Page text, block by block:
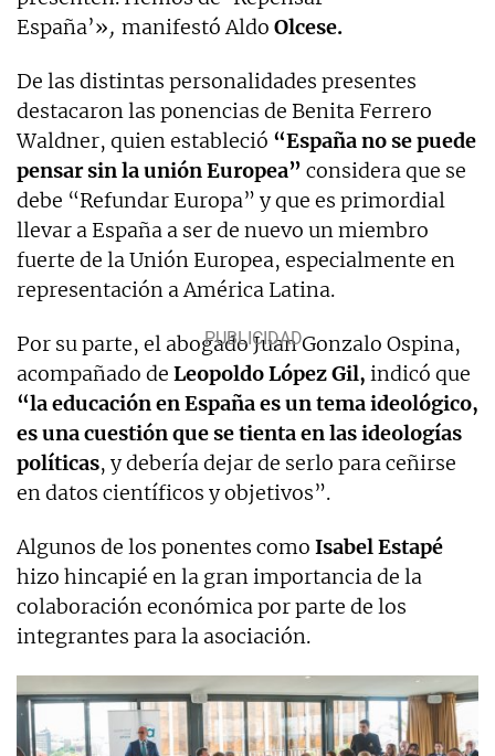
España’», manifestó Aldo Olcese.
De las distintas personalidades presentes
destacaron las ponencias de Benita Ferrero
Waldner, quien estableció “España no se puede
pensar sin la unión Europea” considera que se
debe “Refundar Europa” y que es primordial
llevar a España a ser de nuevo un miembro
fuerte de la Unión Europea, especialmente en
representación a América Latina.
Por su parte, el abogado Juan Gonzalo Ospina,
acompañado de Leopoldo López Gil, indicó que
“la educación en España es un tema ideológico,
es una cuestión que se tienta en las ideologías
políticas, y debería dejar de serlo para ceñirse
en datos científicos y objetivos”.
Algunos de los ponentes como Isabel Estapé
hizo hincapié en la gran importancia de la
colaboración económica por parte de los
integrantes para la asociación.